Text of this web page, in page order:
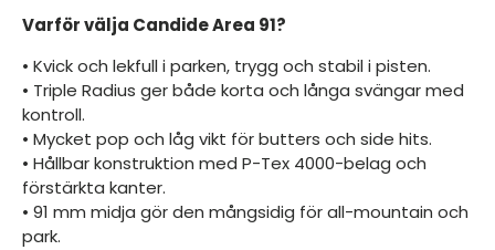
Varför välja Candide Area 91?
• Kvick och lekfull i parken, trygg och stabil i pisten.
• Triple Radius ger både korta och långa svängar med
kontroll.
• Mycket pop och låg vikt för butters och side hits.
• Hållbar konstruktion med P-Tex 4000-belag och
förstärkta kanter.
• 91 mm midja gör den mångsidig för all-mountain och
park.